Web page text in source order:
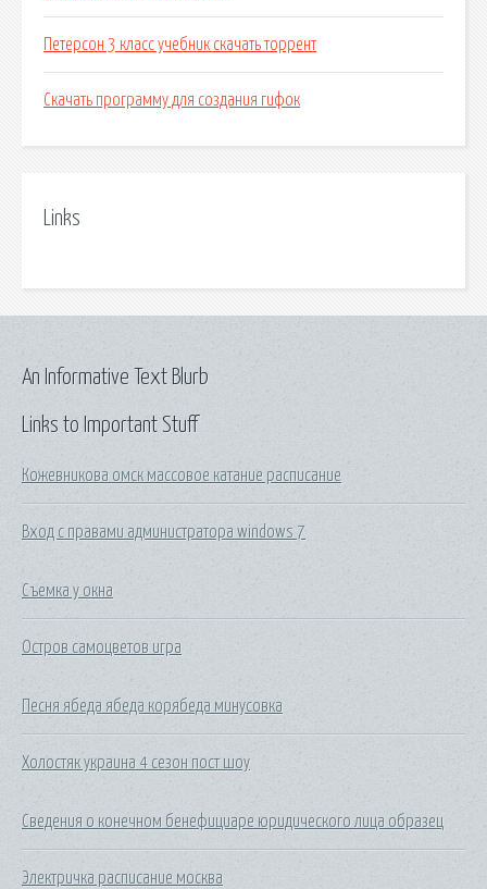
Петерсон 3 класс учебник скачать торрент
Скачать программу для создания гифок
Links
Links to Important Stuff
Кожевникова омск массовое катание расписание
Вход с правами администратора windows 7
Съемка у окна
Остров самоцветов игра
Песня ябеда ябеда корябеда минусовка
Холостяк украина 4 сезон пост шоу
Сведения о конечном бенефициаре юридического лица образец
Электричка расписание москва
An Informative Text Blurb